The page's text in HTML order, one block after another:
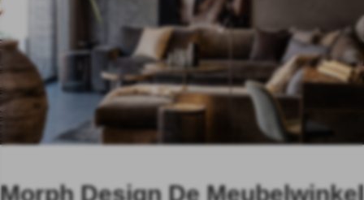
Morph Design De Meubelwinkel